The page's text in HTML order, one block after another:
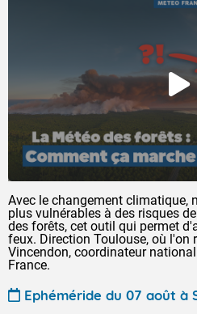
Avec le changement climatique,
plus vulnérables à des risques
des forêts, cet outil qui permet
feux. Direction Toulouse, où l'on
Vincendon, coordinateur
France.
Ephéméride du 07 août à